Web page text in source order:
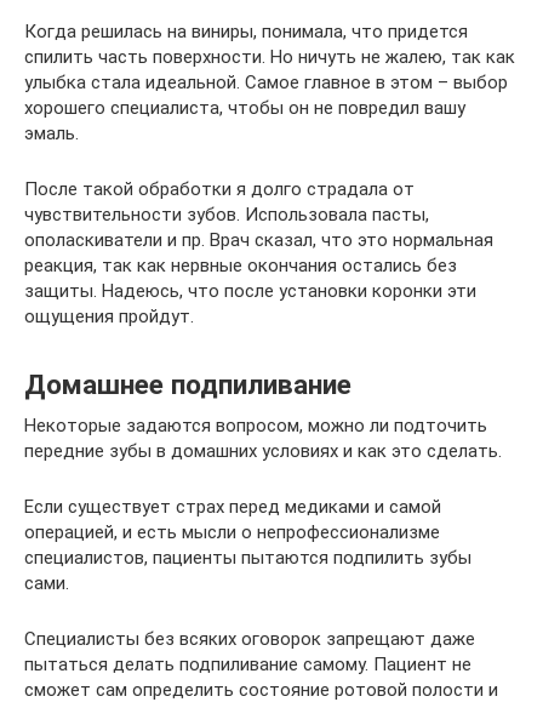
Когда решилась на виниры, понимала, что придется
спилить часть поверхности. Но ничуть не жалею, так как
улыбка стала идеальной. Самое главное в этом – выбор
хорошего специалиста, чтобы он не повредил вашу
эмаль.
После такой обработки я долго страдала от
чувствительности зубов. Использовала пасты,
ополаскиватели и пр. Врач сказал, что это нормальная
реакция, так как нервные окончания остались без
защиты. Надеюсь, что после установки коронки эти
ощущения пройдут.
Домашнее подпиливание
Некоторые задаются вопросом, можно ли подточить
передние зубы в домашних условиях и как это сделать.
Если существует страх перед медиками и самой
операцией, и есть мысли о непрофессионализме
специалистов, пациенты пытаются подпилить зубы
сами.
Специалисты без всяких оговорок запрещают даже
пытаться делать подпиливание самому. Пациент не
сможет сам определить состояние ротовой полости и